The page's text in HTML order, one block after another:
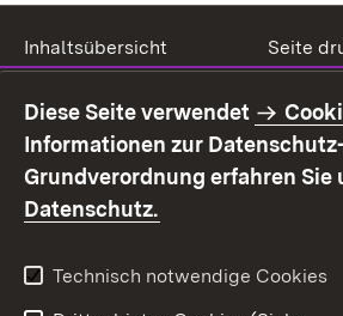
Inhaltsübersicht
Seite
Benutzungshinweise
Kontakt
Diese Seite verwendet
Informationen zur Datenschutz-
Grundverordnung erfahren Sie
Datenschutz.
Technisch notwendige Cookies